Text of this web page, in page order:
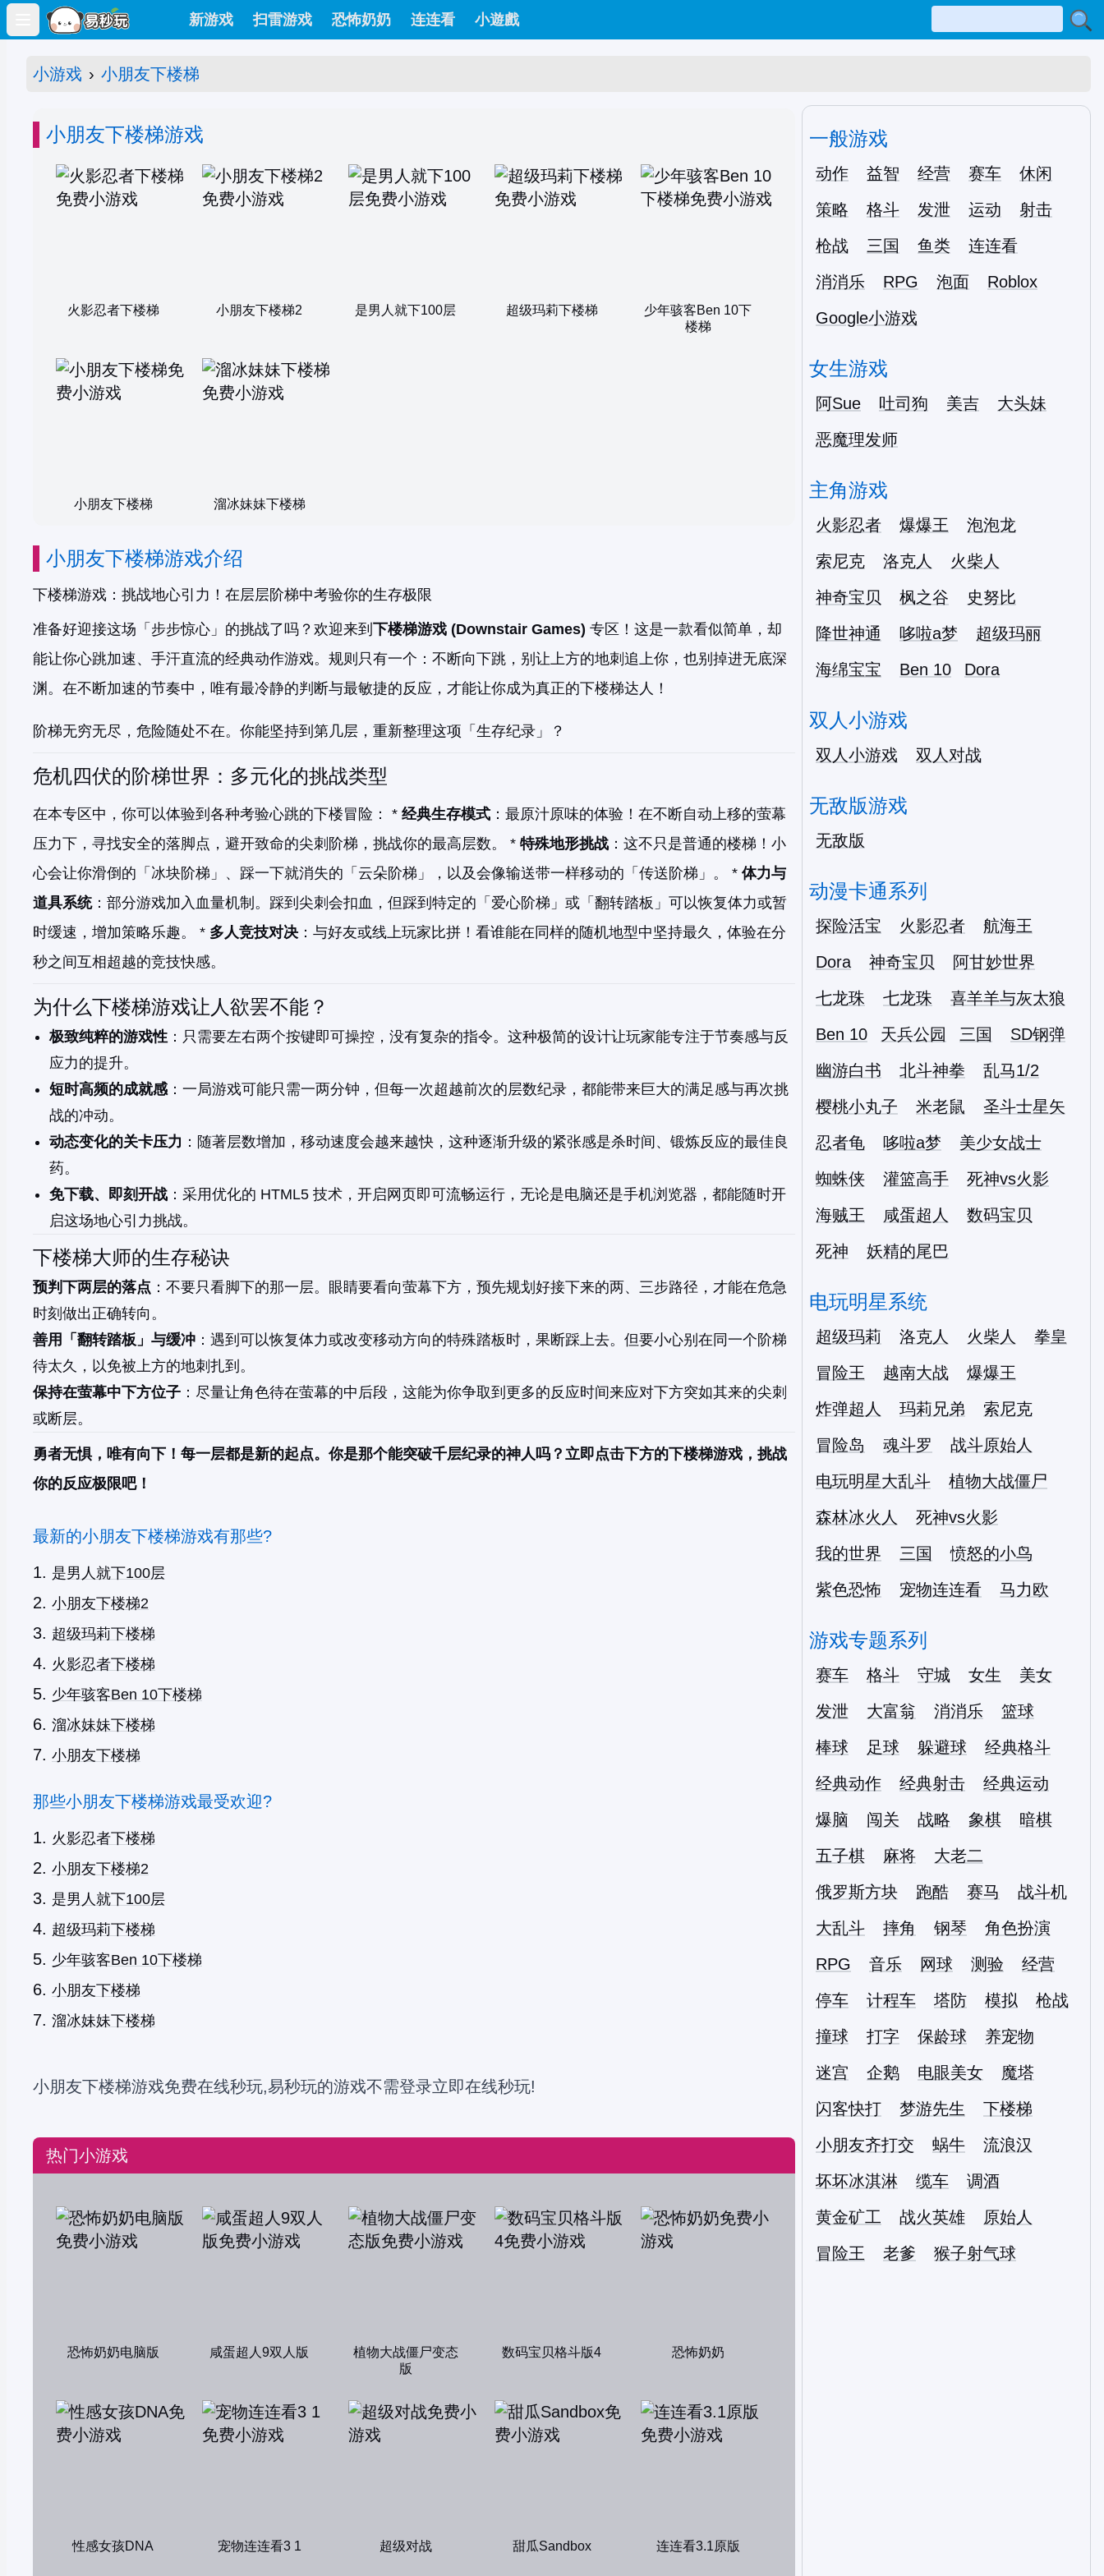
Open main menu
新游戏 扫雷游戏 恐怖奶奶 连连看 小遊戲
小游戏 › 小朋友下楼梯
小朋友下楼梯游戏
火影忍者下楼梯 小朋友下楼梯2 是男人就下100层 超级玛莉下楼梯
少年骇客Ben 10下
楼梯
小朋友下楼梯 溜冰妹妹下楼梯
小朋友下楼梯游戏介绍
下楼梯游戏：挑战地心引力！在层层阶梯中考验你的生存极限
准备好迎接这场「步步惊心」的挑战了吗？欢迎来到 下楼梯游戏 (Downstair Games) 专区！这是一款看似简单，却
能让你心跳加速、手汗直流的经典动作游戏。规则只有一个：不断向下跳，别让上方的地刺追上你，也别掉进无底深
渊。在不断加速的节奏中，唯有最冷静的判断与最敏捷的反应，才能让你成为真正的下楼梯达人！
阶梯无穷无尽，危险随处不在。你能坚持到第几层，重新整理这项「生存纪录」？
危机四伏的阶梯世界：多元化的挑战类型
在本专区中，你可以体验到各种考验心跳的下楼冒险： * 经典生存模式 ：最原汁原味的体验！在不断自动上移的萤幕
压力下，寻找安全的落脚点，避开致命的尖刺阶梯，挑战你的最高层数。 * 特殊地形挑战 ：这不只是普通的楼梯！小
心会让你滑倒的「冰块阶梯」、踩一下就消失的「云朵阶梯」，以及会像输送带一样移动的「传送阶梯」。 * 体力与
道具系统：部分游戏加入血量机制。踩到尖刺会扣血，但踩到特定的「爱心阶梯」或「翻转踏板」可以恢复体力或暂
时缓速，增加策略乐趣。 * 多人竞技对决 ：与好友或线上玩家比拼！看谁能在同样的随机地型中坚持最久，体验在分
秒之间互相超越的竞技快感。
为什么下楼梯游戏让人欲罢不能？
极致纯粹的游戏性 ：只需要左右两个按键即可操控，没有复杂的指令。这种极简的设计让玩家能专注于节奏感与反
应力的提升。
短时高频的成就感：一局游戏可能只需一两分钟，但每一次超越前次的层数纪录，都能带来巨大的满足感与再次挑
战的冲动。
动态变化的关卡压力 ：随著层数增加，移动速度会越来越快，这种逐渐升级的紧张感是杀时间、锻炼反应的最佳良
药。
免下载、即刻开战 ：采用优化的 HTML5 技术，开启网页即可流畅运行，无论是电脑还是手机浏览器，都能随时开
启这场地心引力挑战。
下楼梯大师的生存秘诀
预判下两层的落点 ：不要只看脚下的那一层。眼睛要看向萤幕下方，预先规划好接下来的两、三步路径，才能在危急
时刻做出正确转向。
善用「翻转踏板」与缓冲 ：遇到可以恢复体力或改变移动方向的特殊踏板时，果断踩上去。但要小心别在同一个阶梯
待太久，以免被上方的地刺扎到。
保持在萤幕中下方位子 ：尽量让角色待在萤幕的中后段，这能为你争取到更多的反应时间来应对下方突如其来的尖刺
或断层。
勇者无惧，唯有向下！每一层都是新的起点。你是那个能突破千层纪录的神人吗？立即点击下方的下楼梯游戏，挑战
你的反应极限吧！
最新的小朋友下楼梯游戏有那些?
是男人就下100层
小朋友下楼梯2
超级玛莉下楼梯
火影忍者下楼梯
少年骇客Ben 10下楼梯
溜冰妹妹下楼梯
小朋友下楼梯
那些小朋友下楼梯游戏最受欢迎?
火影忍者下楼梯
小朋友下楼梯2
是男人就下100层
超级玛莉下楼梯
少年骇客Ben 10下楼梯
小朋友下楼梯
溜冰妹妹下楼梯
小朋友下楼梯游戏免费在线秒玩,易秒玩的游戏不需登录立即在线秒玩!
热门小游戏
恐怖奶奶电脑版 咸蛋超人9双人版
植物大战僵尸变态
版
数码宝贝格斗版4 恐怖奶奶
性感女孩DNA 宠物连连看3 1 超级对战 甜瓜Sandbox 连连看3.1原版
一般游戏
动作 益智 经营 赛车
休闲
策略
格斗 发泄 运动
射击
枪战
三国 鱼类
连连看
消消乐
RPG 泡面
Roblox
Google小游戏
女生游戏
阿Sue 吐司狗 美吉
大头妹
恶魔理发师
主角游戏
火影忍者 爆爆王
泡泡龙
索尼克
洛克人
火柴人
神奇宝贝
枫之谷
史努比
降世神通
哆啦a梦
超级玛丽
海绵宝宝
Ben 10 Dora
双人小游戏
双人小游戏 双人对战
无敌版游戏
无敌版
动漫卡通系列
探险活宝 火影忍者
航海王
Dora
神奇宝贝
阿甘妙世界
七龙珠
七龙珠
喜羊羊与灰太狼
Ben 10
天兵公园 三国
SD钢弹
幽游白书
北斗神拳
乱马1/2
樱桃小丸子
米老鼠
圣斗士星矢
忍者龟
哆啦a梦
美少女战士
蜘蛛侠
灌篮高手
死神vs火影
海贼王
咸蛋超人
数码宝贝
死神
妖精的尾巴
电玩明星系统
超级玛莉 洛克人 火柴人
拳皇
冒险王
越南大战
爆爆王
炸弹超人
玛莉兄弟
索尼克
冒险岛
魂斗罗
战斗原始人
电玩明星大乱斗
植物大战僵尸
森林冰火人
死神vs火影
我的世界
三国
愤怒的小鸟
紫色恐怖
宠物连连看 马力欧
游戏专题系列
赛车 格斗 守城 女生
美女
发泄
大富翁 消消乐
篮球
棒球
足球 躲避球
经典格斗
经典动作
经典射击
经典运动
爆脑
闯关 战略 象棋
暗棋
五子棋
麻将
大老二
俄罗斯方块
跑酷 赛马
战斗机
大乱斗
摔角 钢琴
角色扮演
RPG
音乐 网球 测验
经营
停车
计程车 塔防 模拟
枪战
撞球
打字 保龄球
养宠物
迷宫
企鹅 电眼美女
魔塔
闪客快打
梦游先生
下楼梯
小朋友齐打交
蜗牛
流浪汉
坏坏冰淇淋
缆车
调酒
黄金矿工
战火英雄
原始人
冒险王
老爹 猴子射气球